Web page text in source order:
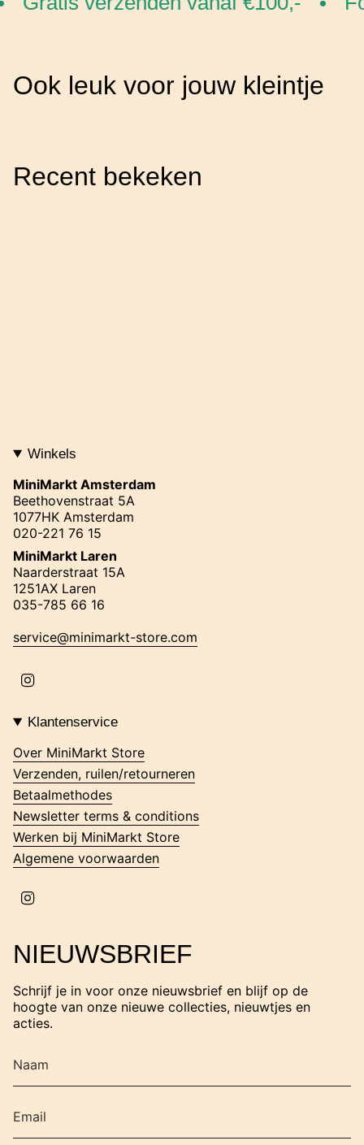
Ook leuk voor jouw kleintje
Recent bekeken
Winkels
MiniMarkt Amsterdam
Beethovenstraat 5A
1077HK Amsterdam
020-221 76 15
MiniMarkt Laren
Naarderstraat 15A
1251AX Laren
035-785 66 16
service@minimarkt-store.com
t
g
r
a
Klantenservice
Over MiniMarkt Store
Verzenden, ruilen/retourneren
Betaalmethodes
Newsletter terms & conditions
Werken bij MiniMarkt Store
Algemene voorwaarden
g
a
m
NIEUWSBRIEF
Schrijf je in voor onze nieuwsbrief en blijf op de
hoogte van onze nieuwe collecties, nieuwtjes en
acties.